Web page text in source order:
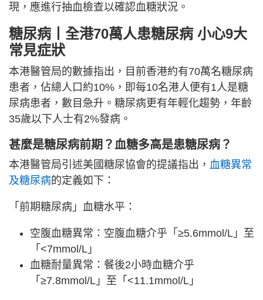
現，應進行抽血檢查以確認血糖狀況。
糖尿病丨全港70萬人患糖尿病 小心9大
常見症狀
本港醫管局的數據指出，目前香港約有70萬名糖尿病
患者，佔總人口約10%，即每10名港人便有1人是糖
尿病患者，數目急升。糖尿病更有年輕化趨勢，年齡
35歲以下人士有2%發病。
甚麼是糖尿病前期？血糖多高是患糖尿病？
本港醫管局引述美國糖尿協會的提議指出， 血糖異常
及糖尿病的定義如下：
「前期糖尿病」血糖水平：
空腹血糖異常：空腹血糖介乎「≥5.6mmol/L」至
「<7mmol/L」
血糖耐量異常：餐後2小時血糖介乎
「≥7.8mmol/L」至「<11.1mmol/L」